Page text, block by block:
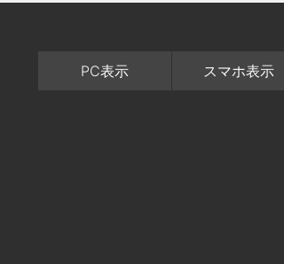
PC表示 スマホ表示